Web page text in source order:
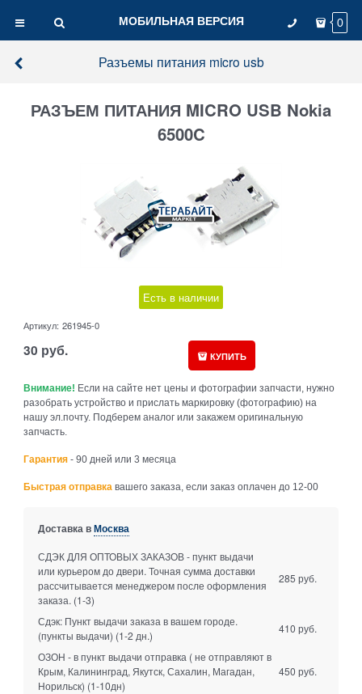
МОБИЛЬНАЯ ВЕРСИЯ 0
Разъемы питания micro usb
РАЗЪЕМ ПИТАНИЯ MICRO USB Nokia
6500C
Есть в наличии
Артикул: 261945-0
30 руб. КУПИТЬ
Внимание! Если на сайте нет цены и фотографии запчасти, нужно
разобрать устройство и прислать маркировку (фотографию) на
нашу эл.почту. Подберем аналог или закажем оригинальную
запчасть.
Гарантия - 90 дней или 3 месяца
Быстрая отправка вашего заказа, если заказ оплачен до 12-00
Доставка вМосква
СДЭК ДЛЯ ОПТОВЫХ ЗАКАЗОВ - пункт выдачи
или курьером до двери. Точная сумма доставки
рассчитывается менеджером после оформления
заказа. (1-3)
285 руб.
Сдэк: Пункт выдачи заказа в вашем городе.
(пункты выдачи) (1-2 дн.)
410 руб.
ОЗОН - в пункт выдачи отправка ( не отправляют в
Крым, Калининград, Якутск, Сахалин, Магадан,
Норильск) (1-10дн)
450 руб.